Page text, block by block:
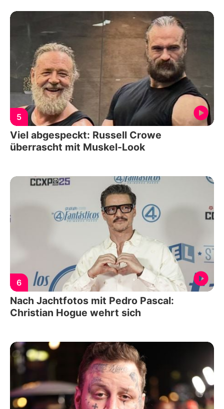
5
Viel abgespeckt: Russell Crowe
überrascht mit Muskel-Look
6
Nach Jachtfotos mit Pedro Pascal:
Christian Hogue wehrt sich